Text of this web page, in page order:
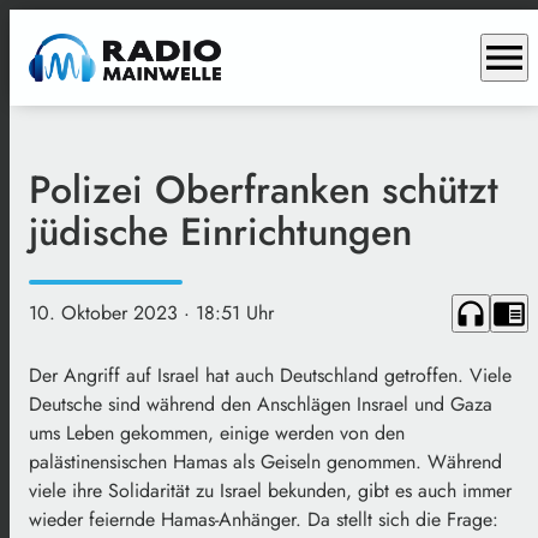
menu
Polizei Oberfranken schützt
jüdische Einrichtungen
10. Oktober 2023 · 18:51 Uhr headphones chrome_reader_mode
Der Angriff auf Israel hat auch Deutschland getroffen. Viele
Deutsche sind während den Anschlägen Insrael und Gaza
ums Leben gekommen, einige werden von den
palästinensischen Hamas als Geiseln genommen. Während
viele ihre Solidarität zu Israel bekunden, gibt es auch immer
wieder feiernde Hamas-Anhänger. Da stellt sich die Frage: